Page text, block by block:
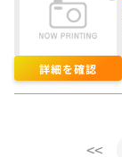
詳細を確認
<<